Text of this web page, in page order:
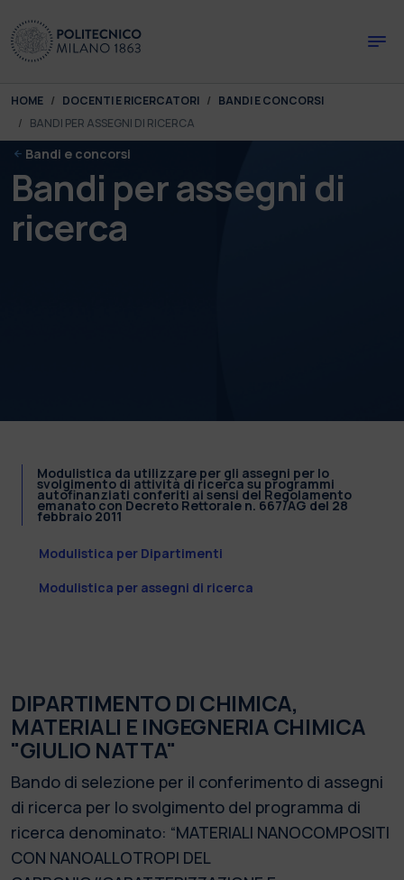
You are here:
HOME DOCENTI E RICERCATORI
BANDI E CONCORSI
BANDI PER ASSEGNI DI RICERCA
Bandi e concorsi
Bandi per assegni di
ricerca
Modulistica da utilizzare per gli assegni per lo
svolgimento di attività di ricerca su programmi
autofinanziati conferiti ai sensi del Regolamento
emanato con Decreto Rettorale n. 667/AG del 28
febbraio 2011
Modulistica per Dipartimenti
Modulistica per assegni di ricerca
DIPARTIMENTO DI CHIMICA,
MATERIALI E INGEGNERIA CHIMICA
"GIULIO NATTA"
Bando di selezione per il conferimento di assegni
di ricerca per lo svolgimento del programma di
ricerca denominato: “MATERIALI NANOCOMPOSITI
CON NANOALLOTROPI DEL